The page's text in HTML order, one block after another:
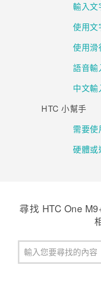
輸入文
使用文
使用滑
語音輸
中文輸
HTC 小幫手
需要使
硬體或
尋找 HTC One